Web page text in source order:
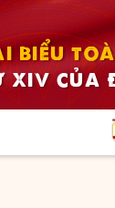
BIỂU
XIV CỦA